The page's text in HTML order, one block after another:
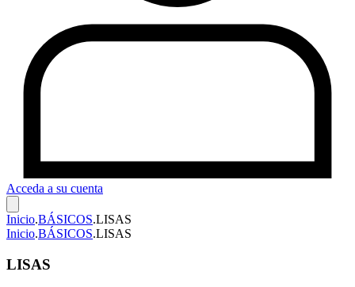
Acceda a su cuenta
Inicio.BÁSICOS.LISAS
Inicio.BÁSICOS.LISAS
LISAS